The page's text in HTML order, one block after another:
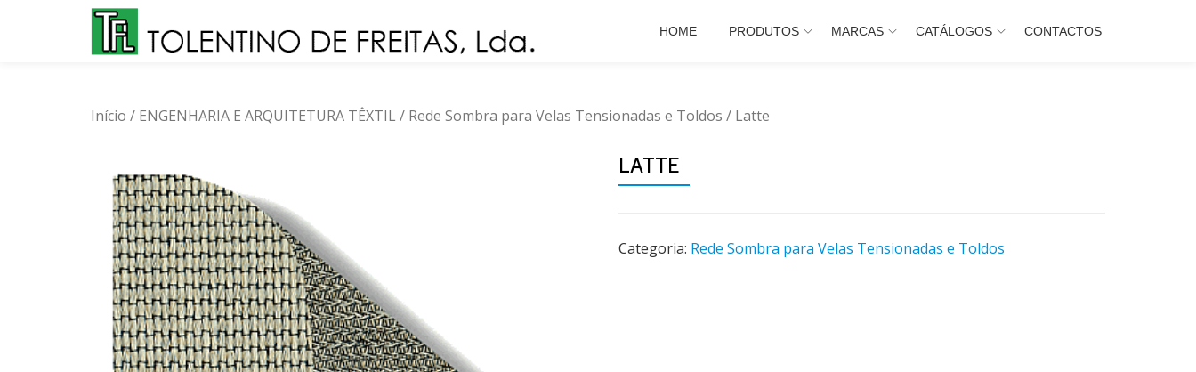
HOME PRODUTOS MARCAS CATÁLOGOS CONTACTOS
Início / ENGENHARIA E ARQUITETURA TÊXTIL / Rede Sombra para Velas Tensionadas e Toldos / Latte
LATTE
Categoria: Rede Sombra para Velas Tensionadas e Toldos